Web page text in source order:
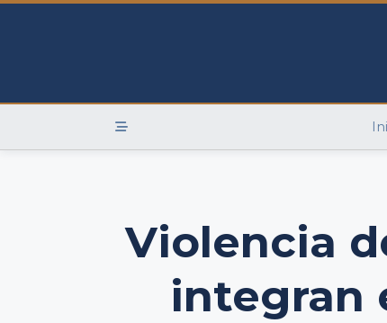
Skip
Violencia
integran